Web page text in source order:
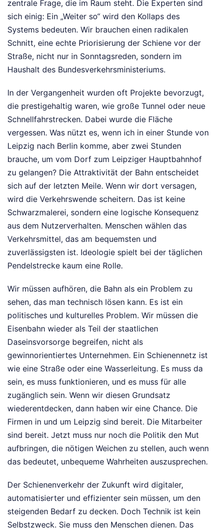
zentrale Frage, die im Raum steht. Die Experten sind
sich einig: Ein „Weiter so“ wird den Kollaps des
Systems bedeuten. Wir brauchen einen radikalen
Schnitt, eine echte Priorisierung der Schiene vor der
Straße, nicht nur in Sonntagsreden, sondern im
Haushalt des Bundesverkehrsministeriums.
In der Vergangenheit wurden oft Projekte bevorzugt,
die prestigehaltig waren, wie große Tunnel oder neue
Schnellfahrstrecken. Dabei wurde die Fläche
vergessen. Was nützt es, wenn ich in einer Stunde von
Leipzig nach Berlin komme, aber zwei Stunden
brauche, um vom Dorf zum Leipziger Hauptbahnhof
zu gelangen? Die Attraktivität der Bahn entscheidet
sich auf der letzten Meile. Wenn wir dort versagen,
wird die Verkehrswende scheitern. Das ist keine
Schwarzmalerei, sondern eine logische Konsequenz
aus dem Nutzerverhalten. Menschen wählen das
Verkehrsmittel, das am bequemsten und
zuverlässigsten ist. Ideologie spielt bei der täglichen
Pendelstrecke kaum eine Rolle.
Wir müssen aufhören, die Bahn als ein Problem zu
sehen, das man technisch lösen kann. Es ist ein
politisches und kulturelles Problem. Wir müssen die
Eisenbahn wieder als Teil der staatlichen
Daseinsvorsorge begreifen, nicht als
gewinnorientiertes Unternehmen. Ein Schienennetz ist
wie eine Straße oder eine Wasserleitung. Es muss da
sein, es muss funktionieren, und es muss für alle
zugänglich sein. Wenn wir diesen Grundsatz
wiederentdecken, dann haben wir eine Chance. Die
Firmen in und um Leipzig sind bereit. Die Mitarbeiter
sind bereit. Jetzt muss nur noch die Politik den Mut
aufbringen, die nötigen Weichen zu stellen, auch wenn
das bedeutet, unbequeme Wahrheiten auszusprechen.
Der Schienenverkehr der Zukunft wird digitaler,
automatisierter und effizienter sein müssen, um den
steigenden Bedarf zu decken. Doch Technik ist kein
Selbstzweck. Sie muss den Menschen dienen. Das